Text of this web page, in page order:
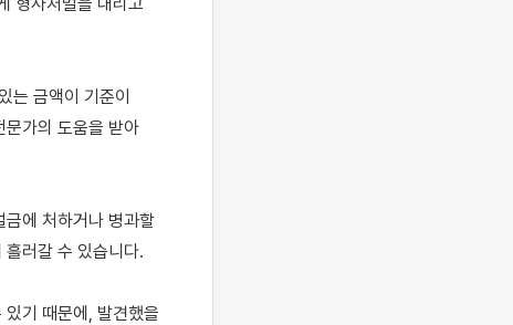
는 금액이 기준이
문가의 도움을 받아
에 처하거나 병과할
러갈 수 있습니다.
기 때문에, 발견했을